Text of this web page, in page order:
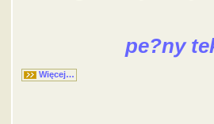
pe?ny
Więcej…